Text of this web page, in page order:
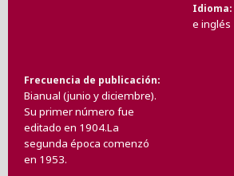
Idioma
e inglés
Frecuencia de publicación
Bianual (junio y diciembre).
Su primer número fue
editado en 1904.La
segunda época comenzó
en 1953.